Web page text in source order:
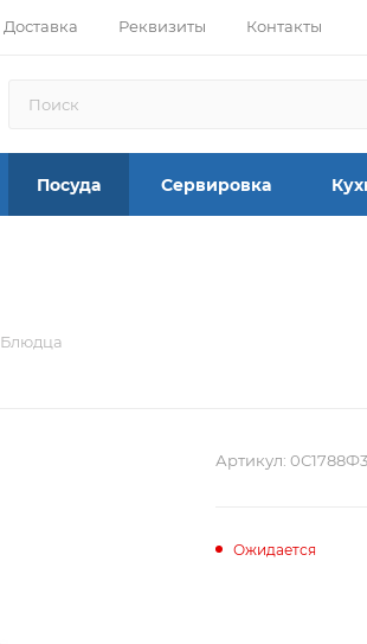
Доставка Реквизиты Контакты
Посуда Сервировка
Блюдца
Артикул:
Ожидается